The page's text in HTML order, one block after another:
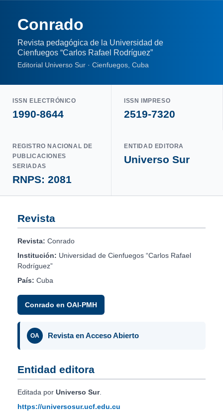
Conrado
Revista pedagógica de la Universidad de
Cienfuegos “Carlos Rafael Rodríguez”
Editorial Universo Sur · Cienfuegos, Cuba
ISSN ELECTRÓNICO
1990-8644
ISSN IMPRESO
2519-7320
REGISTRO NACIONAL DE
PUBLICACIONES
SERIADAS
RNPS: 2081
ENTIDAD EDITORA
Universo Sur
Revista
Revista: Conrado
Institución: Universidad de Cienfuegos “Carlos Rafael
Rodríguez”
País: Cuba
Conrado en OAI-PMH
OA Revista en Acceso Abierto
Entidad editora
Editada por Universo Sur.
https://universosur.ucf.edu.cu